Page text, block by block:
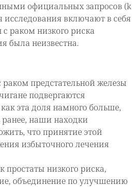
официальных запросов (k
исследования включают в себя
раком низкого риска
была неизвестна.
предстательной железы
подвергаются
эта доля намного больше,
наши находки
что принятие этой
избыточного лечения
простаты низкого риска,
объединение по улучшению